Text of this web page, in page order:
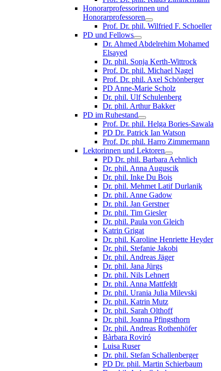
Honorarprofessorinnen und
Honorarprofessoren
Prof. Dr. phil. Wilfried F. Schoeller
PD und Fellows
Dr. Ahmed Abdelrehim Mohamed
Elsayed
Dr. phil. Sonja Kerth-Wittrock
Prof. Dr. phil. Michael Nagel
Prof. Dr. phil. Axel Schönberger
PD Anne-Marie Scholz
Dr. phil. Ulf Schulenberg
Dr. phil. Arthur Bakker
PD im Ruhestand
Prof. Dr. phil. Helga Bories-Sawala
PD Dr. Patrick Ian Watson
Prof. Dr. phil. Harro Zimmermann
Lektorinnen und Lektoren
PD Dr. phil. Barbara Aehnlich
Dr. phil. Anna Auguscik
Dr. phil. Inke Du Bois
Dr. phil. Mehmet Latif Durlanik
Dr. phil. Anne Gadow
Dr. phil. Jan Gerstner
Dr. phil. Tim Giesler
Dr. phil. Paula von Gleich
Katrin Grigat
Dr. phil. Karoline Henriette Heyder
Dr. phil. Stefanie Jakobi
Dr. phil. Andreas Jäger
Dr. phil. Jana Jürgs
Dr. phil. Nils Lehnert
Dr. phil. Anna Mattfeldt
Dr. phil. Urania Julia Milevski
Dr. phil. Katrin Mutz
Dr. phil. Sarah Olthoff
Dr. phil. Joanna Pfingsthorn
Dr. phil. Andreas Rothenhöfer
Bàrbara Roviró
Luisa Ruser
Dr. phil. Stefan Schallenberger
PD Dr. phil. Martin Schierbaum